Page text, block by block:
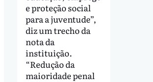
e proteção social
para a juventude”,
diz um trecho da
nota da
instituição.
“Redução da
maioridade penal